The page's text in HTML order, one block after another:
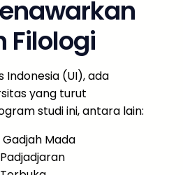
Filologi
Indonesia (UI), ada
yang turut
studi ini, antara lain:
Mada